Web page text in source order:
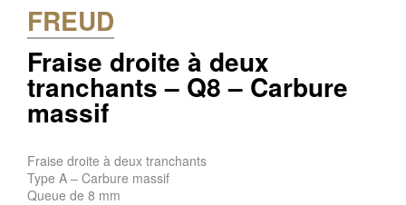
FREUD
Fraise droite à deux
tranchants – Q8 – Carbure
massif
Fraise droite à deux tranchants
Type A – Carbure massif
Queue de 8 mm